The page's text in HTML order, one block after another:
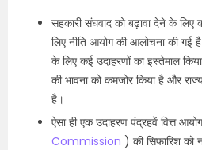
सहकारी संघवाद को बढ़ावा देने के लिए
लिए नीति आयोग की आलोचना की
के लिए कई उदाहरणों का इस्तेमाल
की भावना को कमजोर किया है और
है।
ऐसा ही एक उदाहरण पंद्रहवें वित्त
Commission ) की सिफारिश